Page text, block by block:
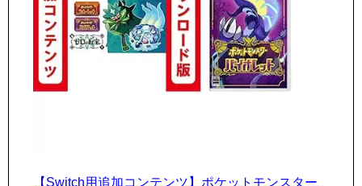
【Switch用追加コンテンツ】ポケットモンスター